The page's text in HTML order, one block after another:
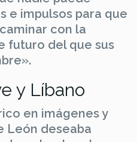
e impulsos para que
con la
futuro del que sus
y Líbano
en imágenes y
León deseaba